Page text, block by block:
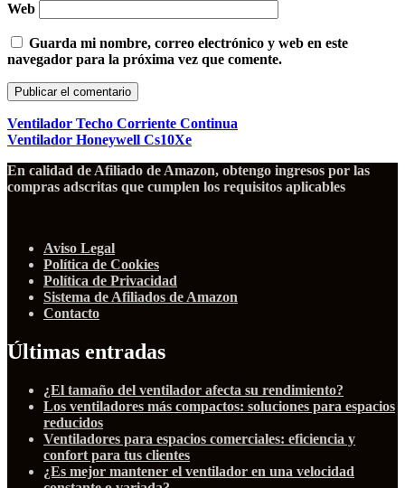
Web
Guarda mi nombre, correo electrónico y web en este
navegador para la próxima vez que comente.
Ventilador Techo Corriente Continua
Ventilador Honeywell Cs10Xe
En calidad de Afiliado de Amazon, obtengo ingresos por las
compras adscritas que cumplen los requisitos aplicables
Aviso Legal
Política de Cookies
Política de Privacidad
Sistema de Afiliados de Amazon
Contacto
Últimas entradas
¿El tamaño del ventilador afecta su rendimiento?
Los ventiladores más compactos: soluciones para espacios
reducidos
Ventiladores para espacios comerciales: eficiencia y
confort para tus clientes
¿Es mejor mantener el ventilador en una velocidad